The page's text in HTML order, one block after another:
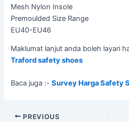
Mesh Nylon Insole
Premoulded Size Range
EU40-EU46
Maklumat lanjut anda boleh layari
Traford safety shoes
Baca juga :-Survey Harga Safety
PREVIOUS